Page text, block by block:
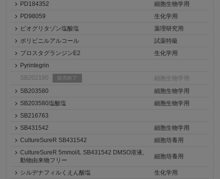
PD184352
細胞生物学用
PD98059
生化学用
ピオグリタゾン塩酸塩
薬理研究用
ポリビニルアルコール
試薬特級
プロスタグランジンE2
生化学用
Pyrintegrin
SB202190
販売終了
細胞生物学用
SB203580
細胞生物学用
SB203580塩酸塩
細胞生物学用
SB216763
SB431542
細胞生物学用
CultureSureR SB431542
細胞培養用
CultureSureR 5mmol/L SB431542 DMSO溶液,
動物由来物フリー
細胞培養用
シルデナフィルくえん酸塩 生化学用